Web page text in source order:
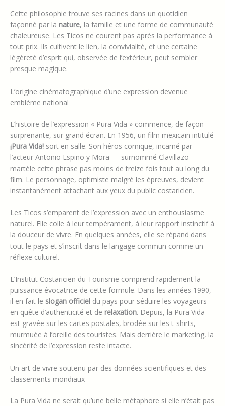
Cette philosophie trouve ses racines dans un quotidien
façonné par la nature, la famille et une forme de communauté
chaleureuse. Les Ticos ne courent pas après la performance à
tout prix. Ils cultivent le lien, la convivialité, et une certaine
légèreté d’esprit qui, observée de l’extérieur, peut sembler
presque magique.
L’origine cinématographique d’une expression devenue
emblème national
L’histoire de l’expression « Pura Vida » commence, de façon
surprenante, sur grand écran. En 1956, un film mexicain intitulé
¡Pura Vida! sort en salle. Son héros comique, incarné par
l’acteur Antonio Espino y Mora — surnommé Clavillazo —
martèle cette phrase pas moins de treize fois tout au long du
film. Le personnage, optimiste malgré les épreuves, devient
instantanément attachant aux yeux du public costaricien.
Les Ticos s’emparent de l’expression avec un enthousiasme
naturel. Elle colle à leur tempérament, à leur rapport instinctif à
la douceur de vivre. En quelques années, elle se répand dans
tout le pays et s’inscrit dans le langage commun comme un
réflexe culturel.
L’Institut Costaricien du Tourisme comprend rapidement la
puissance évocatrice de cette formule. Dans les années 1990,
il en fait le slogan officiel du pays pour séduire les voyageurs
en quête d’authenticité et de relaxation. Depuis, la Pura Vida
est gravée sur les cartes postales, brodée sur les t-shirts,
murmuée à l’oreille des touristes. Mais derrière le marketing, la
sincérité de l’expression reste intacte.
Un art de vivre soutenu par des données scientifiques et des
classements mondiaux
La Pura Vida ne serait qu’une belle métaphore si elle n’était pas